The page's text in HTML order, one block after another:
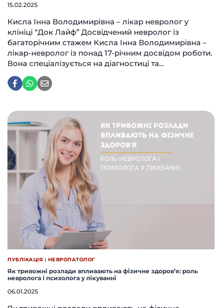
15.02.2025
Кисла Інна Володимирівна – лікар невролог у
клініці “Док Лайф” Досвідчений невролог із
багаторічним стажем Кисла Інна Володимирівна –
лікар-невролог із понад 17-річним досвідом роботи.
Вона спеціалізується на діагностиці та…
ПУБЛІКАЦІЯ | НЕВРОПАТОЛОГ
Як тривожні розлади впливають на фізичне здоров’я: роль
невролога і психолога у лікуванні
06.01.2025